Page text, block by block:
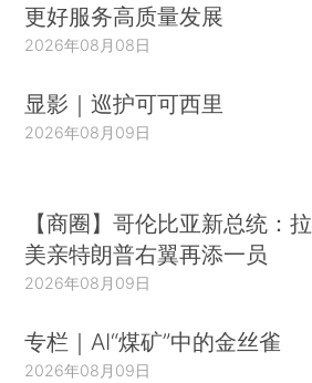
更好服务高质量发展
2026年08月08日
显影｜巡护可可西里
2026年08月09日
【商圈】哥伦比亚新总统：拉
美亲特朗普右翼再添一员
2026年08月09日
专栏｜AI“煤矿”中的金丝雀
2026年08月09日